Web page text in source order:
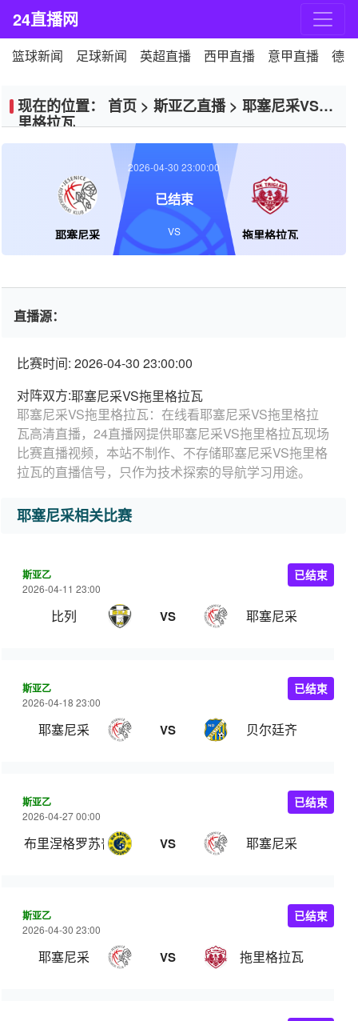
24直播网
篮球新闻 足球新闻 英超直播 西甲直播 意甲直播 德
现在的位置： 首页 > 斯亚乙直播> 耶塞尼采VS拖
里格拉瓦
耶塞尼采 拖里格拉瓦
2026-04-30 23:00:00
已结束
VS
直播源：
比赛时间: 2026-04-30 23:00:00
对阵双方:耶塞尼采VS拖里格拉瓦
耶塞尼采VS拖里格拉瓦：在线看耶塞尼采VS拖里格拉
瓦高清直播，24直播网提供耶塞尼采VS拖里格拉瓦现场
比赛直播视频，本站不制作、不存储耶塞尼采VS拖里格
拉瓦的直播信号，只作为技术探索的导航学习用途。
耶塞尼采相关比赛
斯亚乙
2026-04-11 23:00
比列 VS 耶塞尼采
已结束
斯亚乙
2026-04-18 23:00
耶塞尼采 VS 贝尔廷齐
已结束
斯亚乙
2026-04-27 00:00
布里涅格罗苏普列 VS 耶塞尼采
已结束
斯亚乙
2026-04-30 23:00
耶塞尼采 VS 拖里格拉瓦
已结束